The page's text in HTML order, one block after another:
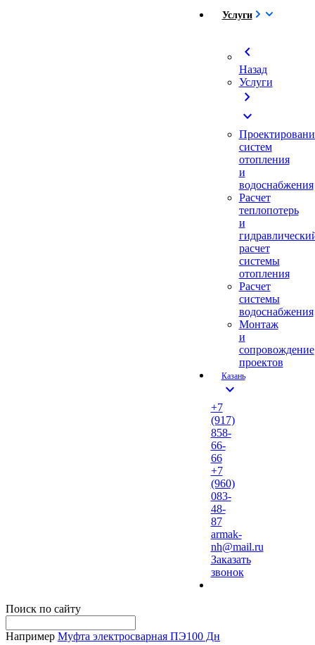
Услуги
chevron_left
Назад
Услуги
chevron_right
expand_more
систем
отопления
и
водоснабжения
Расчет
теплопотерь
и
расчет
системы
отопления
Расчет
системы
водоснабжения
Монтаж
и
сопровождение
проектов
Казань
expand_more
+7
(917)
858-
66-
66
+7
(960)
083-
48-
87
armak-
nh@mail.ru
Заказать
звонок
Поиск по сайту
Например Муфта электросварная ПЭ100 Дн